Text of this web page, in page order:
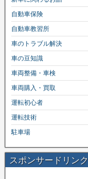
自動車保険
自動車教習所
車のトラブル解決
車の豆知識
車両整備・車検
車両購入・買取
運転初心者
運転技術
駐車場
スポンサードリンク